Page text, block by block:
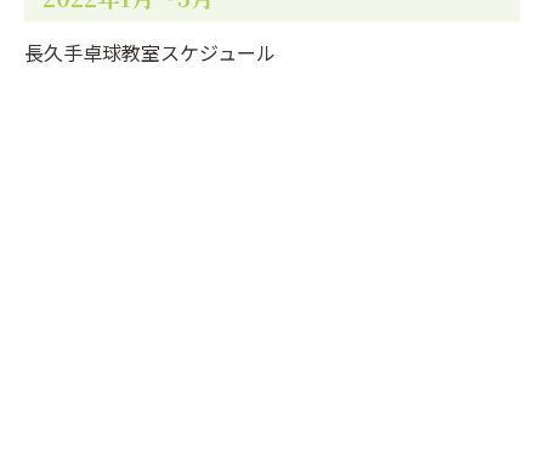
長久手卓球教室スケジュール